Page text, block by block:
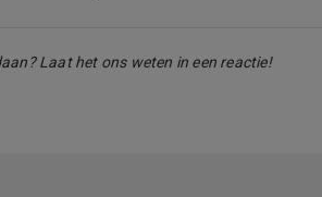
Laat het ons weten in een reactie!